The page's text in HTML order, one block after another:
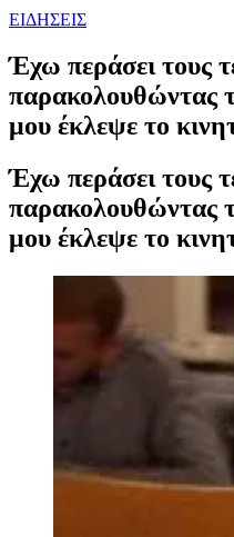
ΕΙΔΗΣΕΙΣ
Έχω περάσει τους
παρακολουθώντας
μου έκλεψε το
Έχω περάσει τους
παρακολουθώντας
μου έκλεψε το